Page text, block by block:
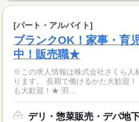
[パート・アルバイト]
ブランクOK！家事・育
中！販売職★
※この求人情報は株式会社さくら人
ります。 長期で働けるかた大歓迎！！ ★短期もOK♪まずは登録
も大歓迎！★ 羽...
デリ・惣菜販売・デパ地